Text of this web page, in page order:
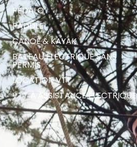
PÉDALO
PADDLE
CANOË & KAYAK
BATEAU ÉLECTRIQUE SANS
PERMIS
LOCATION VTT
VTT À ASSISTANCE ÉLECTRIQUE